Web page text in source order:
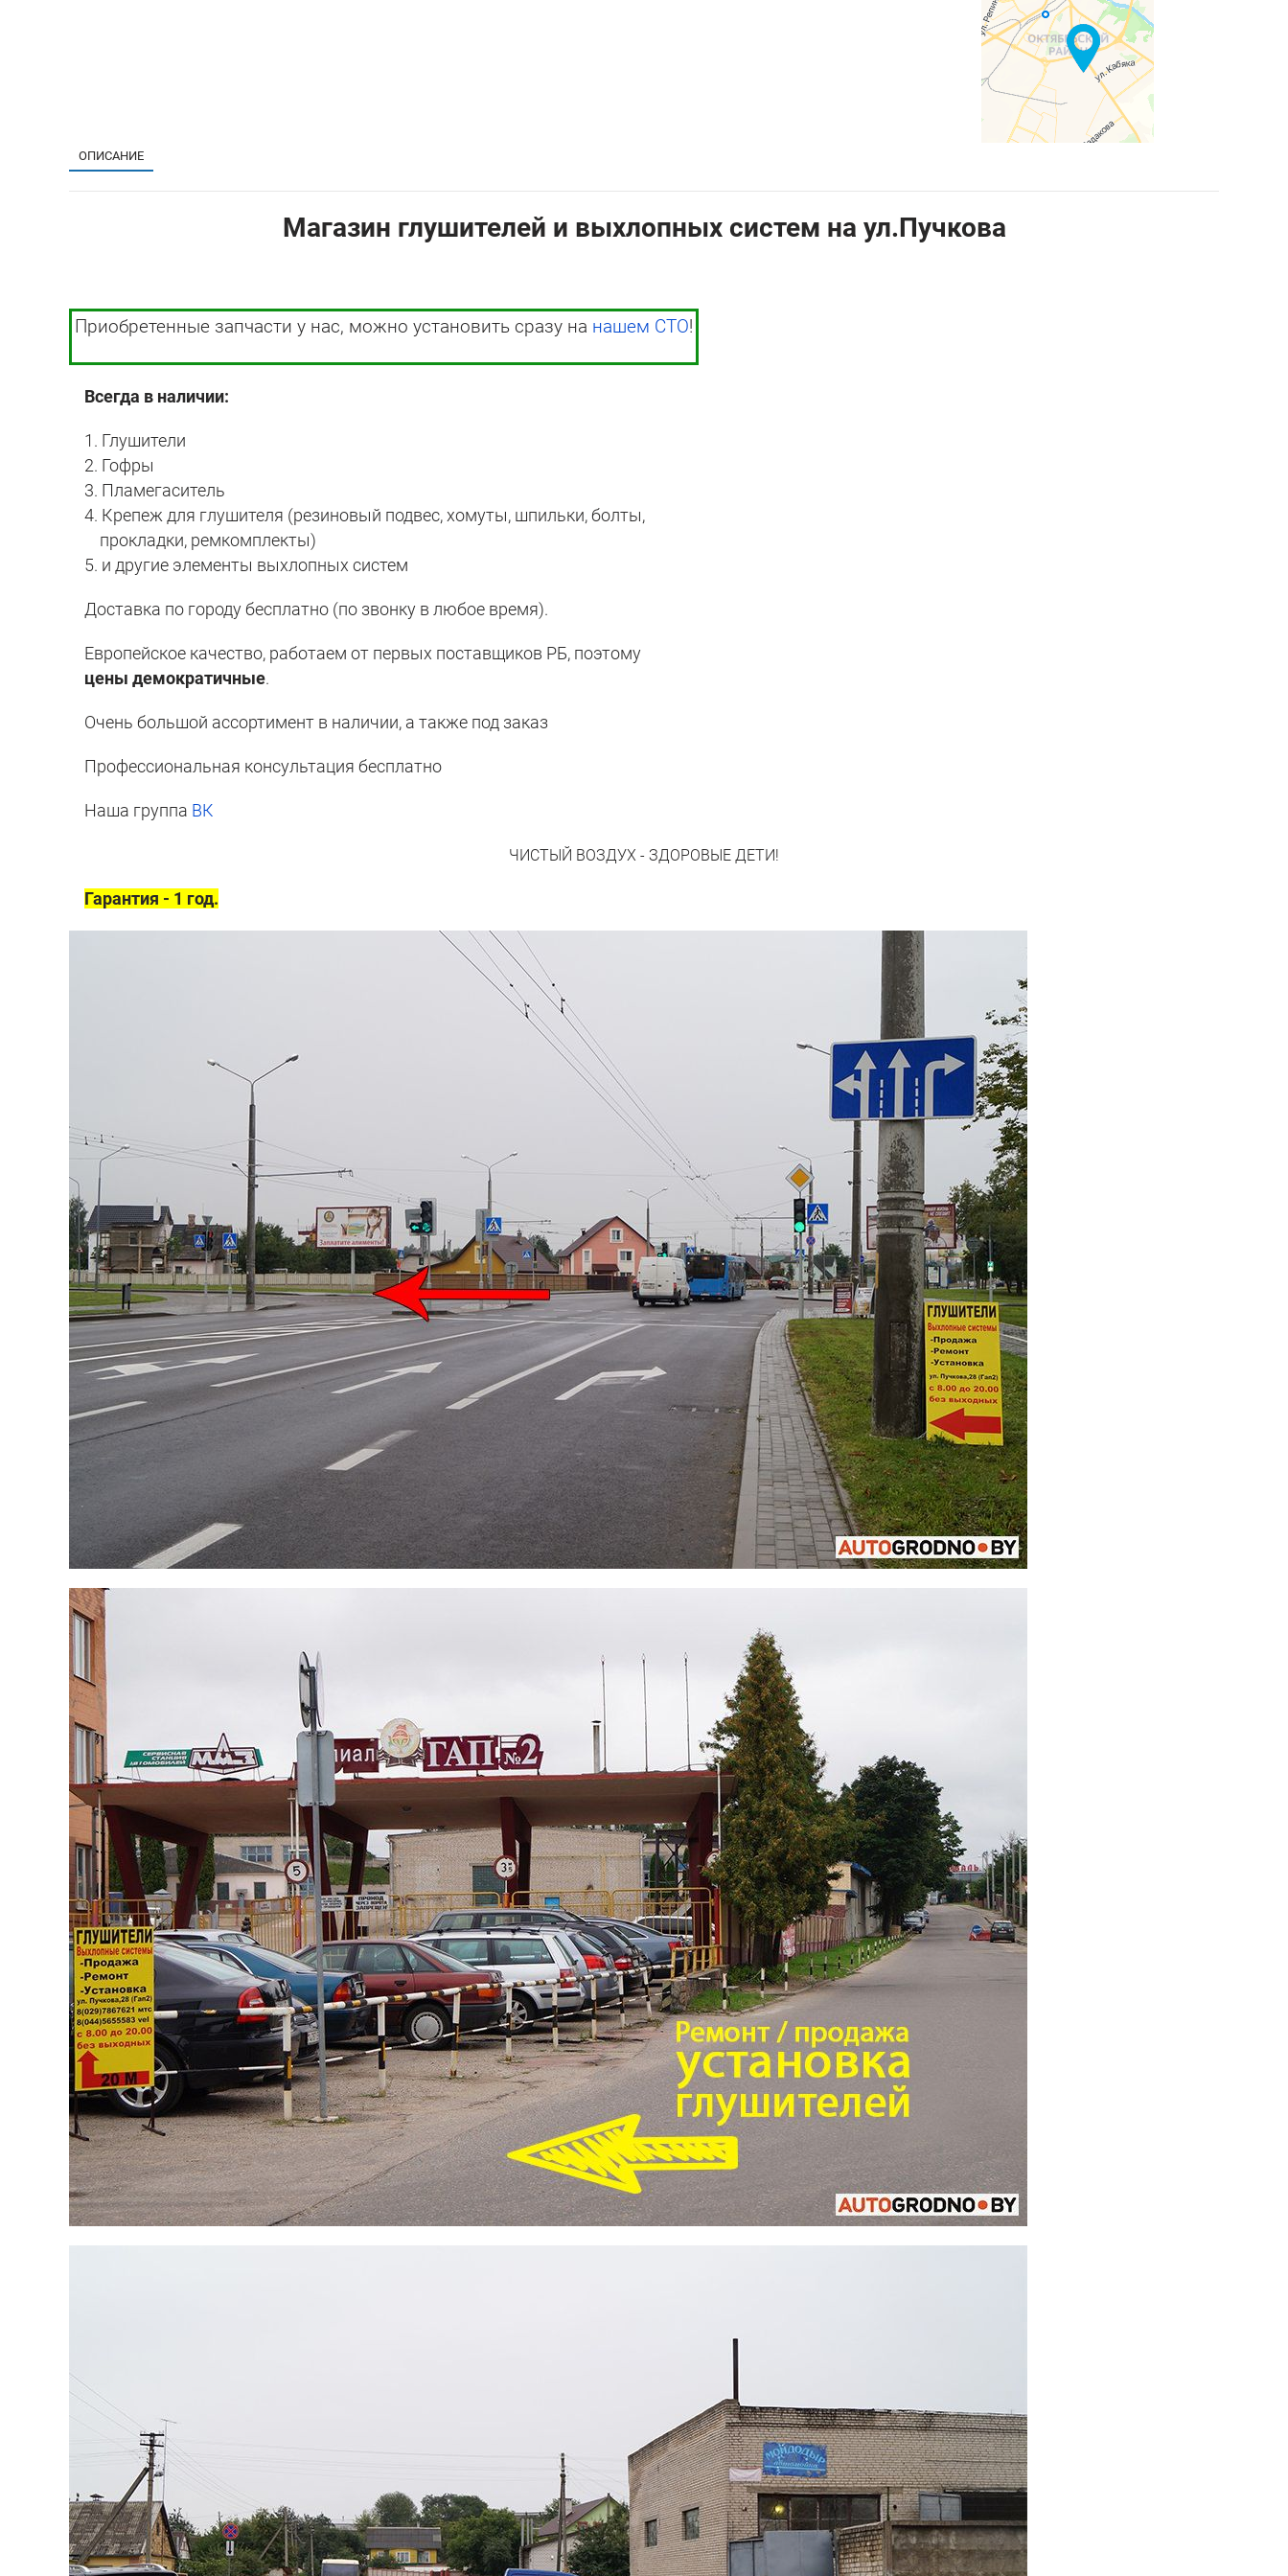
ОПИСАНИЕ
Магазин глушителей и выхлопных систем на ул.Пучкова
Приобретенные запчасти у нас, можно установить сразу на нашем СТО!
Всегда в наличии:
1. Глушители
2. Гофры
3. Пламегаситель
4. Крепеж для глушителя (резиновый подвес, хомуты, шпильки, болты,
прокладки, ремкомплекты)
5. и другие элементы выхлопных систем
Доставка по городу бесплатно (по звонку в любое время).
Европейское качество, работаем от первых поставщиков РБ, поэтому
цены демократичные.
Очень большой ассортимент в наличии, а также под заказ
Профессиональная консультация бесплатно
Наша группа ВК
ЧИСТЫЙ ВОЗДУХ - ЗДОРОВЫЕ ДЕТИ!
Гарантия - 1 год.